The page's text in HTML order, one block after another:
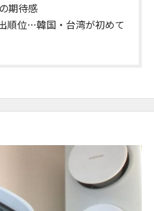
期待感
順位…韓国・台湾が初めて